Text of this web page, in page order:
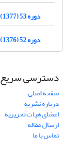
دوره 53 (1377)
دوره 52 (1376)
دسترسی سریع
صفحه اصلی
درباره نشریه
اعضای هیات تحریریه
ارسال مقاله
تماس با ما